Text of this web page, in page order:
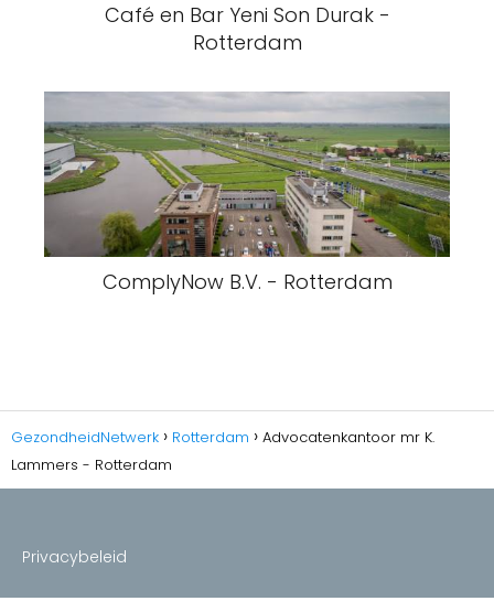
Café en Bar Yeni Son Durak -
Rotterdam
ComplyNow B.V. - Rotterdam
GezondheidNetwerk Rotterdam
Advocatenkantoor mr K.
Lammers - Rotterdam
Privacybeleid